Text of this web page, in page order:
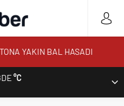
YAKIN BAL HASADI
SONA DOĞRU
VE İL MÜDÜRÜ ÖZBEK’TEN
OLSUN ZİYARETİ
°C